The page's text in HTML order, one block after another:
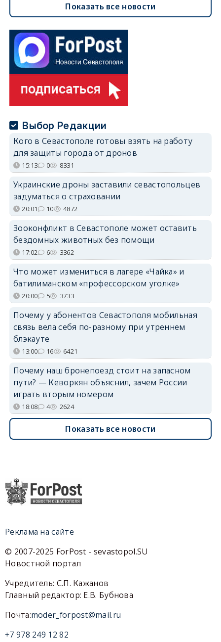
Показать все новости
Выбор Редакции
Кого в Севастополе готовы взять на работу
для защиты города от дронов
15:13 0 8331
Украинские дроны заставили севастопольцев
задуматься о страховании
20:01 10 4872
Зооконфликт в Севастополе может оставить
бездомных животных без помощи
17:02 6 3362
Что может измениться в лагере «Чайка» и
батилиманском «профессорском уголке»
20:00 5 3733
Почему у абонентов Севастополя мобильная
связь вела себя по-разному при утреннем
блэкауте
13:00 16 6421
Почему наш бронепоезд стоит на запасном
пути? — Кеворкян объяснил, зачем России
играть вторым номером
18:08 4 2624
Показать все новости
Реклама на сайте
© 2007-2025 ForPost - sevastopol.SU
Новостной портал
Учредитель: С.П. Кажанов
Главный редактор: Е.В. Бубнова
Почта:moder_forpost@mail.ru
+7 978 249 12 82